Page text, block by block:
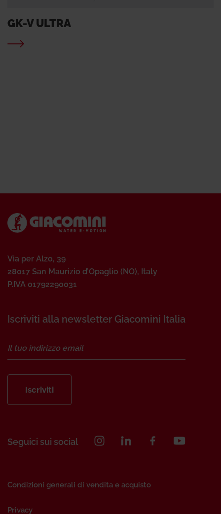
GK-V ULTRA
Via per Alzo, 39
28017 San Maurizio d’Opaglio (NO), Italy
P.IVA 01792290031
Iscriviti alla newsletter Giacomini Italia
Iscriviti
Seguici sui social
Condizioni generali di vendita e acquisto
Privacy